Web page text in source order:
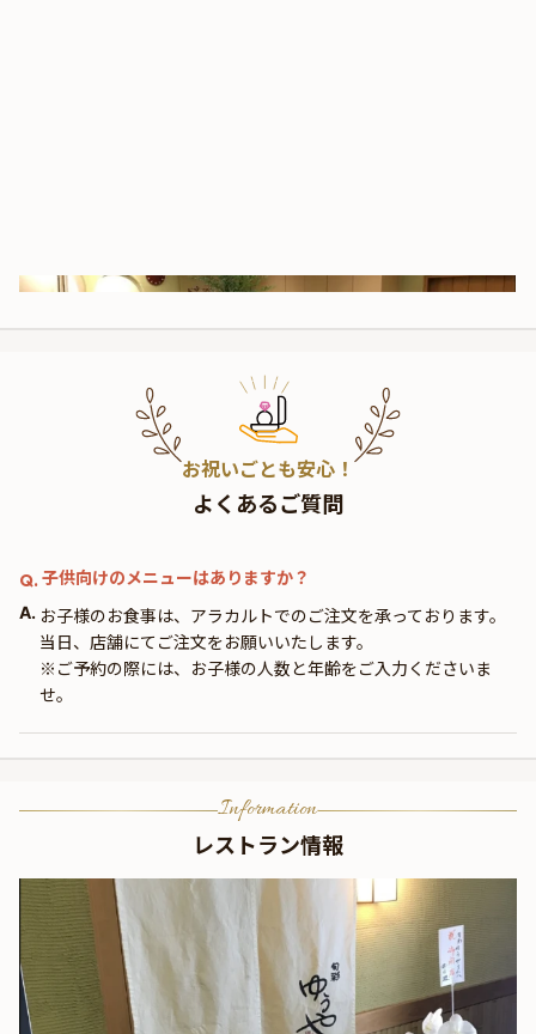
カウンター席 / 喫煙可
お祝いごとも安心！
よくあるご質問
Q.子供向けのメニューはありますか？
A. お子様のお食事は、アラカルトでのご注文を承っております。
当日、店舗にてご注文をお願いいたします。
※ご予約の際には、お子様の人数と年齢をご入力くださいま
せ。
Information
レストラン情報